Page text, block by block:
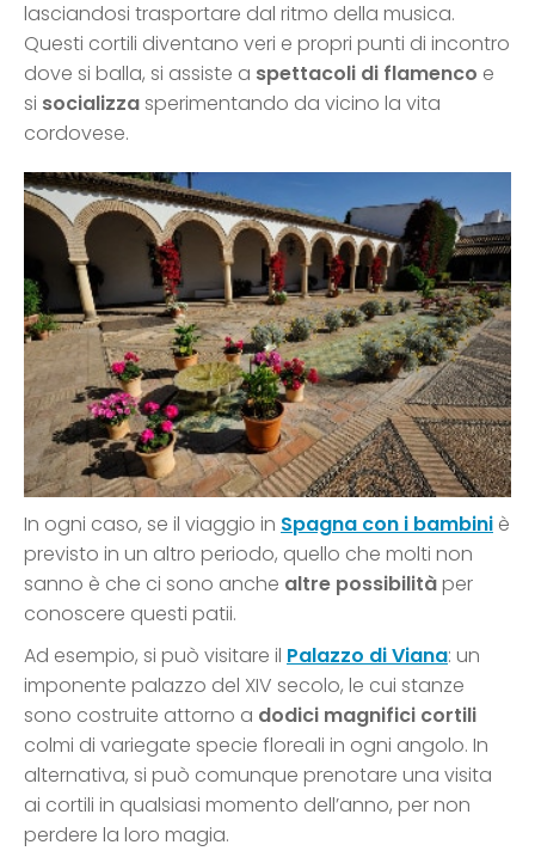
lasciandosi trasportare dal ritmo della musica.
Questi cortili diventano veri e propri punti di incontro
dove si balla, si assiste a spettacoli di flamenco e
si socializzasperimentando da vicino la vita
cordovese.
In ogni caso, se il viaggio in Spagna con i bambini è
previsto in un altro periodo, quello che molti non
sanno è che ci sono anche altre possibilitàper
conoscere questi patii.
Ad esempio, si può visitare il Palazzo di Viana: un
imponente palazzo del XIV secolo, le cui stanze
sono costruite attorno a dodici magnifici cortili
colmi di variegate specie floreali in ogni angolo. In
alternativa, si può comunque prenotare una visita
ai cortili in qualsiasi momento dell’anno, per non
perdere la loro magia.